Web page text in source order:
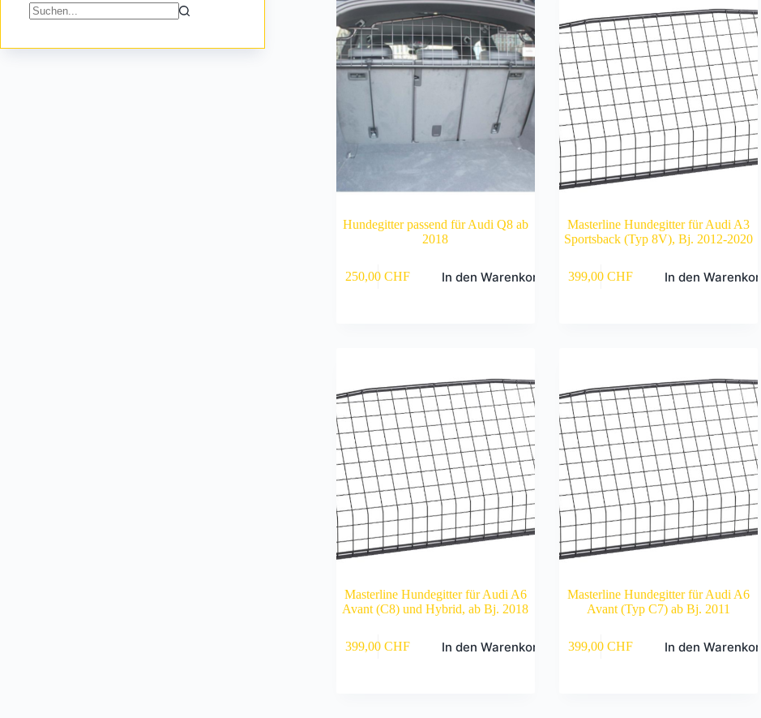
Hundegitter passend für Audi Q8 ab
2018
250,00CHF In den Warenkorb
Masterline Hundegitter für Audi A3
Sportsback (Typ 8V), Bj. 2012-2020
399,00CHF In den Warenkorb
Masterline Hundegitter für Audi A6
Avant (C8) und Hybrid, ab Bj. 2018
399,00CHF In den Warenkorb
Masterline Hundegitter für Audi A6
Avant (Typ C7) ab Bj. 2011
399,00CHF In den Warenkorb